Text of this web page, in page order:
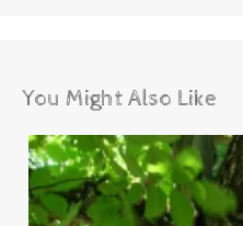
You Might Also Like